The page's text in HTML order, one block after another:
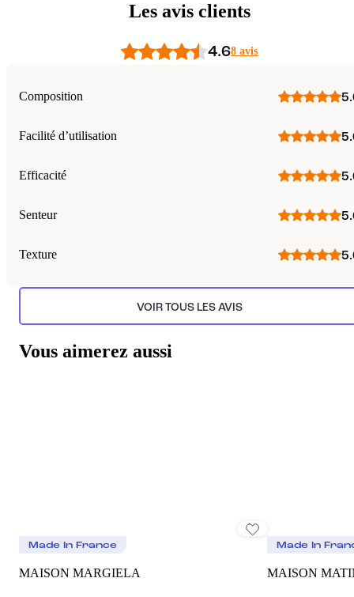
Les avis clients
4.68 avis
Composition
Facilité d’utilisation
Efficacité
Senteur
Texture
VOIR TOUS LES AVIS
Vous aimerez aussi
Made In France
MAISON MARGIELA
Made In
MAISON